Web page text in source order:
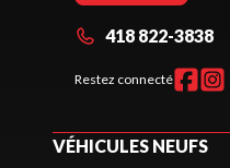
418 822-3838
Restez connecté
VÉHICULES NEUFS